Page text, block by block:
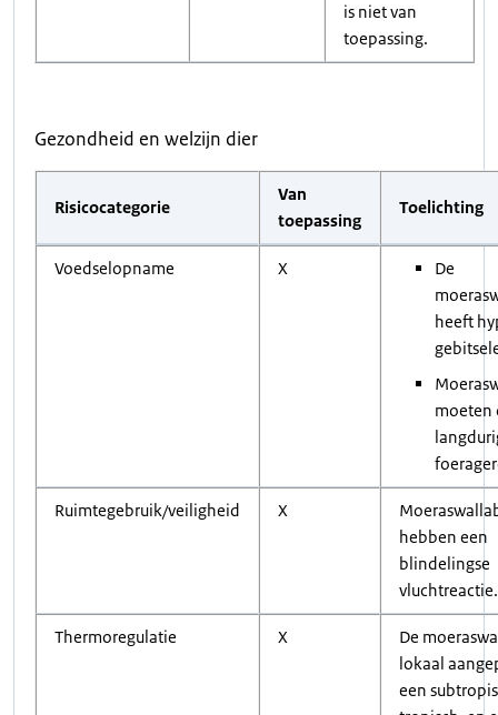
is niet van
toepassing.
Gezondheid en welzijn dier
Risicocategorie
Van
toepassing
Toelichting
Voedselopname X
De
heeft
moeten
Ruimtegebruik/veiligheid X
hebben een
blindelingse
Thermoregulatie X
De
lokaal
een